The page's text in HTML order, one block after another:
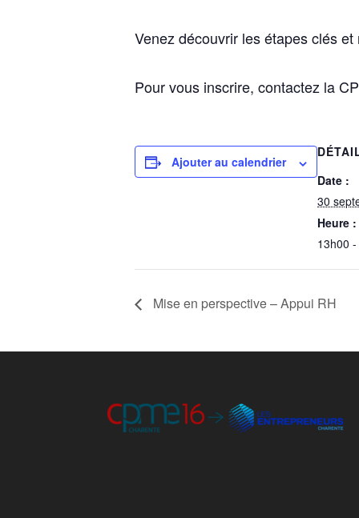
Venez découvrir les étapes clés
Pour vous inscrire, contactez la
Ajouter au calendrier
Date :
30
Heure :
13h00
Mise en perspective – Appui RH